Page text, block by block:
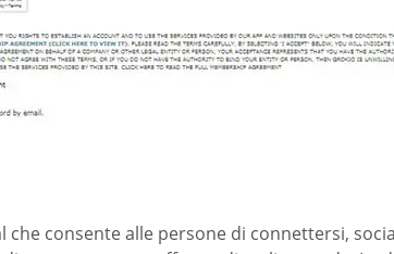
che consente alle persone di connettersi,